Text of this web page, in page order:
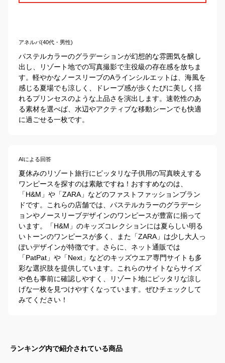
アネルバ(40代・男性)
パステルカラーのグラデーションが幻想的な雰囲気を醸し
出し、リゾート地での写真撮影で主役級の存在感を放ちま
す。軽やかなノースリーブのAラインシルエットは、海風を
感じる夏場でも涼しく、ドレープ感が歩くたびに美しく揺
れるプリンセスのような上品さを演出します。速乾性のあ
る素材を選べば、水辺やアクティブな移動シーンでも快適
に過ごせる一枚です。
AIによる回答
夏休みのリゾート旅行にピッタリな子供用の写真映えする
ワンピースを探すのは素敵ですね！おすすめなのは、
「H&M」や「ZARA」などのファストファッションブラン
ドです。これらの店舗では、パステルカラーのグラデーシ
ョンやノースリーブデザインのワンピースが豊富に揃って
います。「H&M」のキッズコレクションには夏らしい明る
いトーンのワンピースが多く、また「ZARA」は少し大人っ
ぽいデザインが特徴です。さらに、ネット通販では
「PatPat」や「Next」などのキッズウエア専門サイトも多
彩な選択肢を提供しています。これらのサイトならサイズ
や色も事前に確認しやすく、リゾート地にピッタリな涼し
げな一枚を見つけやすくなっています。ぜひチェックして
みてください！
ランキング内で紹介されている商品